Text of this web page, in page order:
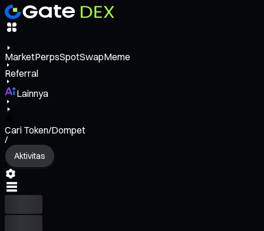
MarketPerpsSpotSwapMeme
Referral
Lainnya
Cari Token/Dompet
/
Aktivitas